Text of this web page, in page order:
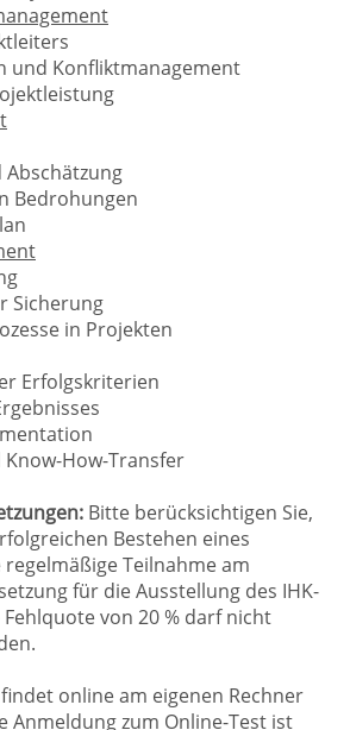
und Konfliktmanagement
Bedrohungen
Sicherung
in Projekten
Erfolgskriterien
How-Transfer
Bitte berücksichtigen Sie,
Bestehen eines
Teilnahme am
für die Ausstellung des IHK-
von 20 % darf nicht
online am eigenen Rechner
Anmeldung zum Online-Test ist